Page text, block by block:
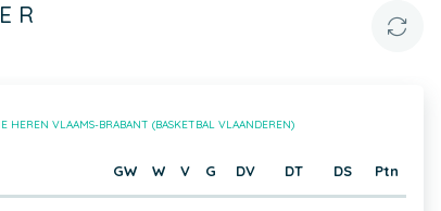
R
HEREN VLAAMS-BRABANT (BASKETBAL VLAANDEREN)
GW W V G DV DT DS Ptn